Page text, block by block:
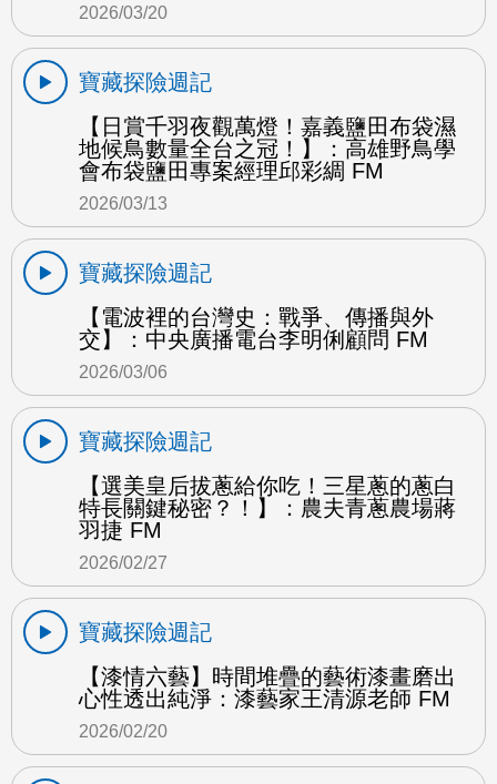
2026/03/20
寶藏探險週記
【日賞千羽夜觀萬燈！嘉義鹽田布袋濕
地候鳥數量全台之冠！】：高雄野鳥學
會布袋鹽田專案經理邱彩綢 FM
2026/03/13
寶藏探險週記
【電波裡的台灣史：戰爭、傳播與外
交】：中央廣播電台李明俐顧問 FM
2026/03/06
寶藏探險週記
【選美皇后拔蔥給你吃！三星蔥的蔥白
特長關鍵秘密？！】：農夫青蔥農場蔣
羽捷 FM
2026/02/27
寶藏探險週記
【漆情六藝】時間堆疊的藝術漆畫磨出
心性透出純淨：漆藝家王清源老師 FM
2026/02/20